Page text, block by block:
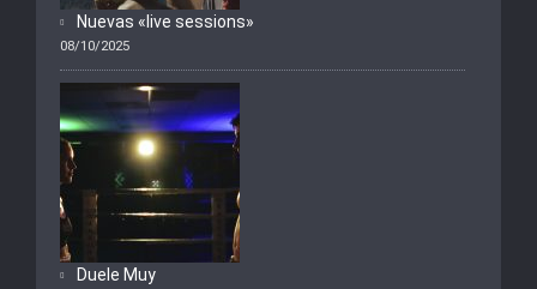
Nuevas «live sessions»
08/10/2025
Duele Muy